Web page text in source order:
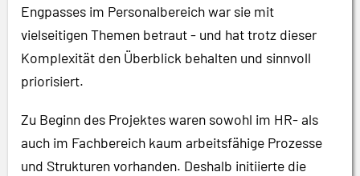
Engpasses im Personalbereich war sie mit
vielseitigen Themen betraut - und hat trotz dieser
Komplexität den Überblick behalten und sinnvoll
priorisiert.
Zu Beginn des Projektes waren sowohl im HR- als
auch im Fachbereich kaum arbeitsfähige Prozesse
und Strukturen vorhanden. Deshalb initiierte die